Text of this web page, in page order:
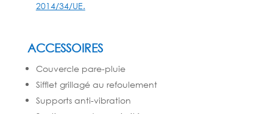
2014/34/UE.
ACCESSOIRES
Couvercle pare-pluie
Sifflet grillagé au refoulement
Supports anti-vibration